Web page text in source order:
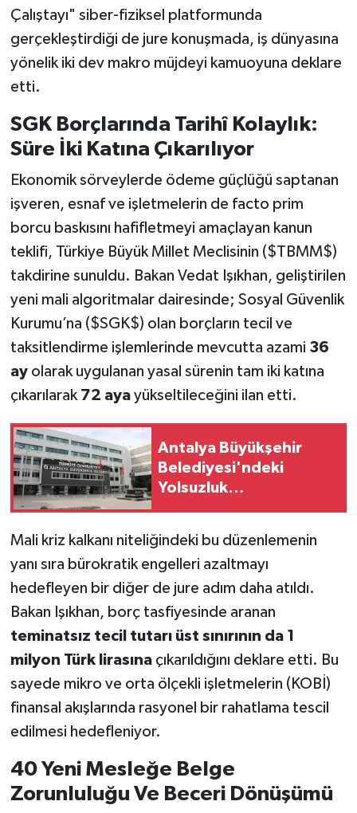
Çalıştayı" siber-fiziksel platformunda
gerçekleştirdiği de jure konuşmada, iş dünyasına
yönelik iki dev makro müjdeyi kamuoyuna deklare
etti.
SGK Borçlarında Tarihî Kolaylık:
Süre İki Katına Çıkarılıyor
Ekonomik sörveylerde ödeme güçlüğü saptanan
işveren, esnaf ve işletmelerin de facto prim
borcu baskısını hafifletmeyi amaçlayan kanun
teklifi, Türkiye Büyük Millet Meclisinin ($TBMM$)
takdirine sunuldu. Bakan Vedat Işıkhan, geliştirilen
yeni mali algoritmalar dairesinde; Sosyal Güvenlik
Kurumu’na ($SGK$) olan borçların tecil ve
taksitlendirme işlemlerinde mevcutta azami 36
ayolarak uygulanan yasal sürenin tam iki katına
çıkarılarak 72 ayayükseltileceğini ilan etti.
Antalya Büyükşehir
Belediyesi'ndeki
Yolsuzluk
Mali kriz kalkanı niteliğindeki bu düzenlemenin
yanı sıra bürokratik engelleri azaltmayı
hedefleyen bir diğer de jure adım daha atıldı.
Bakan Işıkhan, borç tasfiyesinde aranan
teminatsız tecil tutarı üst sınırının da 1
milyon Türk lirasınaçıkarıldığını deklare etti. Bu
sayede mikro ve orta ölçekli işletmelerin (KOBİ)
finansal akışlarında rasyonel bir rahatlama tescil
edilmesi hedefleniyor.
40 Yeni Mesleğe Belge
Zorunluluğu Ve Beceri Dönüşümü